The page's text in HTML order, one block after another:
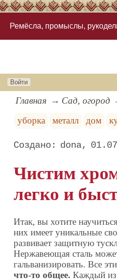
Ремёсла, промыслы,
Войти
Главная Сад, огород
уборка
металл дом
dona
Чистим
легко и
Итак, вы хотите
них имеет уникальные
развивает защитную
Нержавеющая сталь
гальванизировать. Все
что-то общее.Каждый из